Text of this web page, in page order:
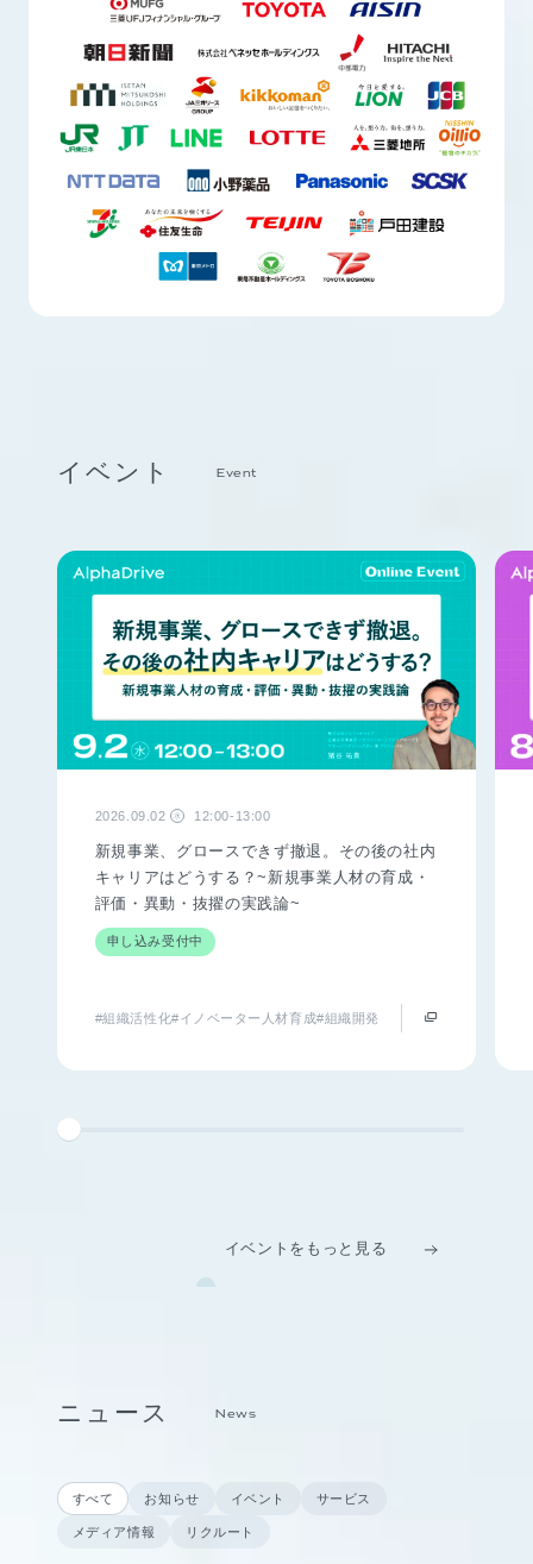
イベント Event
2026.09.02 水 12:00-13:00
新規事業、グロースできず撤退。その後の社内
キャリアはどうする？~新規事業人材の育成・
評価・異動・抜擢の実践論~
申し込み受付中
#組織活性化#イノベーター人材育成#組織開発
イベントをもっと見る
ニュース News
すべて お知らせ イベント サービス
メディア情報 リクルート